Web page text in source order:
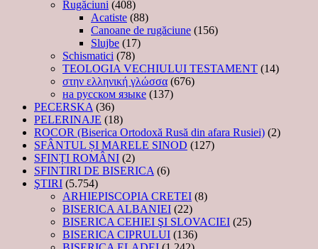
Rugăciuni (408)
Acatiste (88)
Canoane de rugăciune (156)
Slujbe (17)
Schismatici (78)
TEOLOGIA VECHIULUI TESTAMENT (14)
στην ελληνική γλώσσα (676)
на русском языке (137)
PECERSKA (36)
PELERINAJE (18)
ROCOR (Biserica Ortodoxă Rusă din afara Rusiei) (2)
SFÂNTUL ȘI MARELE SINOD (127)
SFINȚI ROMÂNI (2)
SFINTIRI DE BISERICA (6)
ŞTIRI (5.754)
ARHIEPISCOPIA CRETEI (8)
BISERICA ALBANIEI (22)
BISERICA CEHIEI ŞI SLOVACIEI (25)
BISERICA CIPRULUI (136)